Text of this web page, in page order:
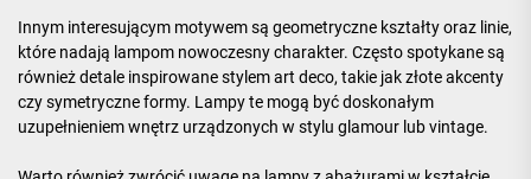
Innym interesującym motywem są geometryczne kształty oraz linie,
które nadają lampom nowoczesny charakter. Często spotykane są
również detale inspirowane stylem art deco, takie jak złote akcenty
czy symetryczne formy. Lampy te mogą być doskonałym
uzupełnieniem wnętrz urządzonych w stylu glamour lub vintage.